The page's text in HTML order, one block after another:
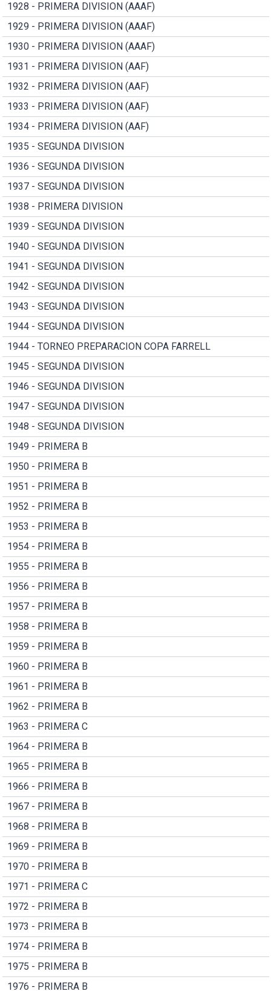
1928 - PRIMERA DIVISION (AAAF)
1929 - PRIMERA DIVISION (AAAF)
1930 - PRIMERA DIVISION (AAAF)
1931 - PRIMERA DIVISION (AAF)
1932 - PRIMERA DIVISION (AAF)
1933 - PRIMERA DIVISION (AAF)
1934 - PRIMERA DIVISION (AAF)
1935 - SEGUNDA DIVISION
1936 - SEGUNDA DIVISION
1937 - SEGUNDA DIVISION
1938 - PRIMERA DIVISION
1939 - SEGUNDA DIVISION
1940 - SEGUNDA DIVISION
1941 - SEGUNDA DIVISION
1942 - SEGUNDA DIVISION
1943 - SEGUNDA DIVISION
1944 - SEGUNDA DIVISION
1944 - TORNEO PREPARACION COPA FARRELL
1945 - SEGUNDA DIVISION
1946 - SEGUNDA DIVISION
1947 - SEGUNDA DIVISION
1948 - SEGUNDA DIVISION
1949 - PRIMERA B
1950 - PRIMERA B
1951 - PRIMERA B
1952 - PRIMERA B
1953 - PRIMERA B
1954 - PRIMERA B
1955 - PRIMERA B
1956 - PRIMERA B
1957 - PRIMERA B
1958 - PRIMERA B
1959 - PRIMERA B
1960 - PRIMERA B
1961 - PRIMERA B
1962 - PRIMERA B
1963 - PRIMERA C
1964 - PRIMERA B
1965 - PRIMERA B
1966 - PRIMERA B
1967 - PRIMERA B
1968 - PRIMERA B
1969 - PRIMERA B
1970 - PRIMERA B
1971 - PRIMERA C
1972 - PRIMERA B
1973 - PRIMERA B
1974 - PRIMERA B
1975 - PRIMERA B
1976 - PRIMERA B